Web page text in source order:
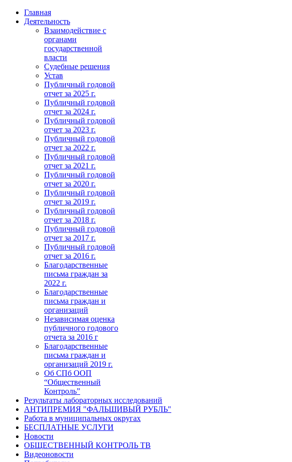
Главная
Деятельность
Взаимодействие с
органами
государственной
власти
Судебные решения
Устав
Публичный годовой
отчет за 2025 г.
Публичный годовой
отчет за 2024 г.
Публичный годовой
отчет за 2023 г.
Публичный годовой
отчет за 2022 г.
Публичный годовой
отчет за 2021 г.
Публичный годовой
отчет за 2020 г.
Публичный годовой
отчет за 2019 г.
Публичный годовой
отчет за 2018 г.
Публичный годовой
отчет за 2017 г.
Публичный годовой
отчет за 2016 г.
Благодарственные
письма граждан за
2022 г.
Благодарственные
письма граждан и
организаций
Независимая оценка
публичного годового
отчета за 2016 г
Благодарственные
письма граждан и
организаций 2019 г.
Об СПб ООП
“Общественный
Контроль”
Результаты лабораторных исследований
АНТИПРЕМИЯ "ФАЛЬШИВЫЙ РУБЛЬ"
Работа в муниципальных округах
БЕСПЛАТНЫЕ УСЛУГИ
Новости
ОБЩЕСТВЕННЫЙ КОНТРОЛЬ ТВ
Видеоновости